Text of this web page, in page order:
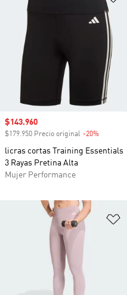
Precio de venta
$143.960
$179.950 Precio original -20%
licras cortas Training Essentials
3 Rayas Pretina Alta
Mujer Performance